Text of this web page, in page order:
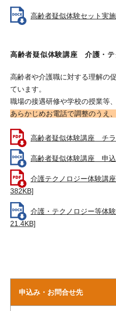
高齢者疑似体験セット実
高齢者疑似体験講座 介護・テ
高齢者や介護職に対する理解の
ています。
職場の接遇研修や学校の授業等
あらかじめお電話で調整のうえ
高齢者疑似体験講座 チ
高齢者疑似体験講座 申
介護テクノロジー体験講
382KB]
介護・テクノロジー等体
21.4KB]
申込み・お問合せ先